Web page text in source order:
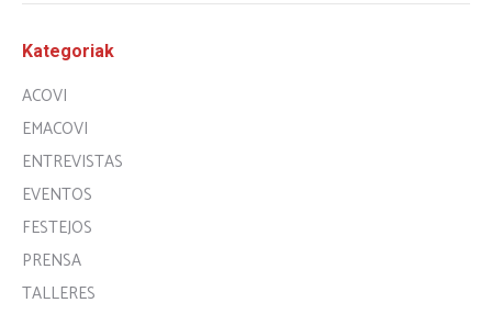
Kategoriak
ACOVI
EMACOVI
ENTREVISTAS
EVENTOS
FESTEJOS
PRENSA
TALLERES